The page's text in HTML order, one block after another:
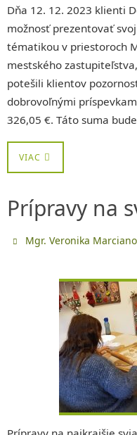
Dňa 12. 12. 2023 klienti
možnosť prezentovať
tématikou v priestoroch
mestského
potešili klientov
dobrovoľnými
326,05 €. Táto suma
VIAC
Prípravy na
Mgr. Veronika Marciano